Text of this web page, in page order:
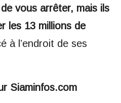
vous arrêter, mais ils
les 13 millions de
à l’endroit de ses
Siaminfos.com